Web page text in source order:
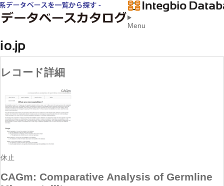
Menu
レコード詳細
休止
CAGm: Comparative Analysis of Germline